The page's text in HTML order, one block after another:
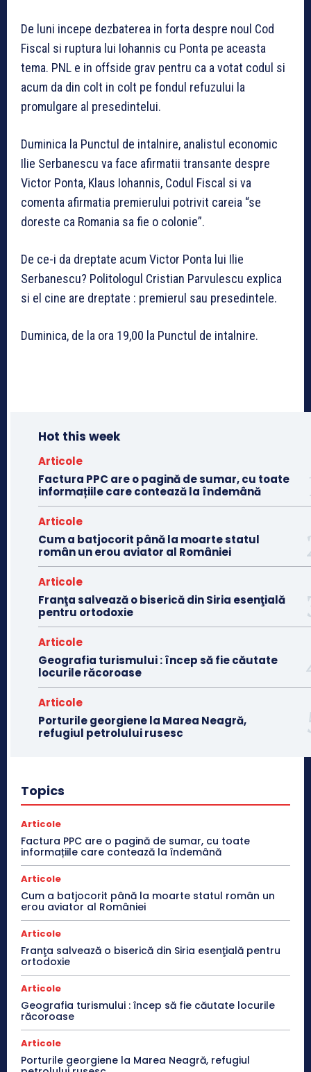
De luni incepe dezbaterea in forta despre noul Cod
Fiscal si ruptura lui Iohannis cu Ponta pe aceasta
tema. PNL e in offside grav pentru ca a votat codul si
acum da din colt in colt pe fondul refuzului la
promulgare al presedintelui.
Duminica la Punctul de intalnire, analistul economic
Ilie Serbanescu va face afirmatii transante despre
Victor Ponta, Klaus Iohannis, Codul Fiscal si va
comenta afirmatia premierului potrivit careia “se
doreste ca Romania sa fie o colonie”.
De ce-i da dreptate acum Victor Ponta lui Ilie
Serbanescu? Politologul Cristian Parvulescu explica
si el cine are dreptate : premierul sau presedintele.
Duminica, de la ora 19,00 la Punctul de intalnire.
Hot this week
Articole
Factura PPC are o pagină de sumar, cu toate
informațiile care contează la îndemână
Articole
Cum a batjocorit până la moarte statul
român un erou aviator al României
Articole
Franţa salvează o biserică din Siria esenţială
pentru ortodoxie
Articole
Geografia turismului : încep să fie căutate
locurile răcoroase
Articole
Porturile georgiene la Marea Neagră,
refugiul petrolului rusesc
Topics
Articole
Factura PPC are o pagină de sumar, cu toate
informațiile care contează la îndemână
Articole
Cum a batjocorit până la moarte statul român un
erou aviator al României
Articole
Franţa salvează o biserică din Siria esenţială pentru
ortodoxie
Articole
Geografia turismului : încep să fie căutate locurile
răcoroase
Articole
Porturile georgiene la Marea Neagră, refugiul